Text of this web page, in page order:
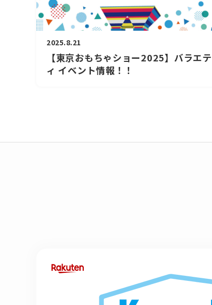
2025.8.21
【東京おもちゃショー2025】バラエテ
ィ イベント情報！！